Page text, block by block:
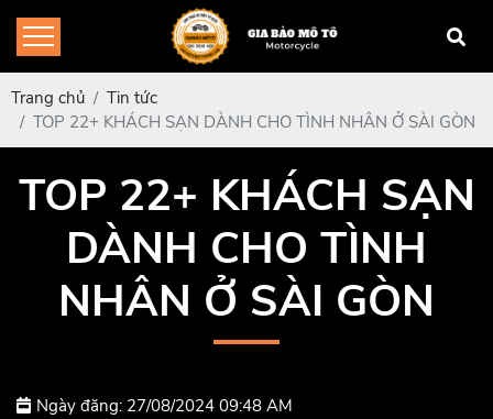
Trang chủ
Tin tức
TOP 22+ KHÁCH SẠN DÀNH CHO TÌNH NHÂN Ở SÀI GÒN
TOP 22+ KHÁCH SẠN
DÀNH CHO TÌNH
NHÂN Ở SÀI GÒN
Ngày đăng: 27/08/2024 09:48 AM